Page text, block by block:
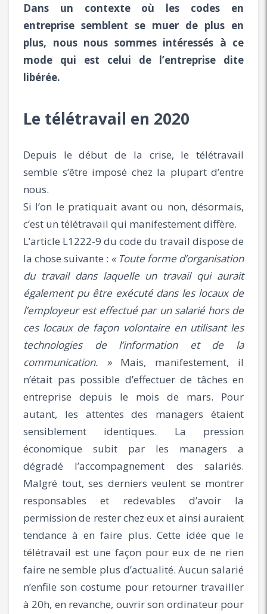
Dans un contexte où les codes en
entreprise semblent se muer de plus en
plus, nous nous sommes intéressés à ce
mode qui est celui de l’entreprise dite
libérée.
Le télétravail en 2020
Depuis le début de la crise, le télétravail
semble s’être imposé chez la plupart d’entre
nous.
Si l’on le pratiquait avant ou non, désormais,
c’est un télétravail qui manifestement diffère.
L’article L1222-9 du code du travail dispose de
la chose suivante : « Toute forme d’organisation
du travail dans laquelle un travail qui aurait
également pu être exécuté dans les locaux de
l’employeur est effectué par un salarié hors de
ces locaux de façon volontaire en utilisant les
technologies de l’information et de la
communication. »Mais, manifestement, il
n’était pas possible d’effectuer de tâches en
entreprise depuis le mois de mars. Pour
autant, les attentes des managers étaient
sensiblement identiques. La pression
économique subit par les managers a
dégradé l’accompagnement des salariés.
Malgré tout, ses derniers veulent se montrer
responsables et redevables d’avoir la
permission de rester chez eux et ainsi auraient
tendance à en faire plus. Cette idée que le
télétravail est une façon pour eux de ne rien
faire ne semble plus d’actualité. Aucun salarié
n’enfile son costume pour retourner travailler
à 20h, en revanche, ouvrir son ordinateur pour